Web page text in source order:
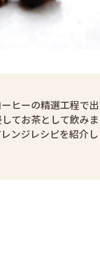
ヒーの精選工程で
てお茶として飲みま
ンジレシピを紹介